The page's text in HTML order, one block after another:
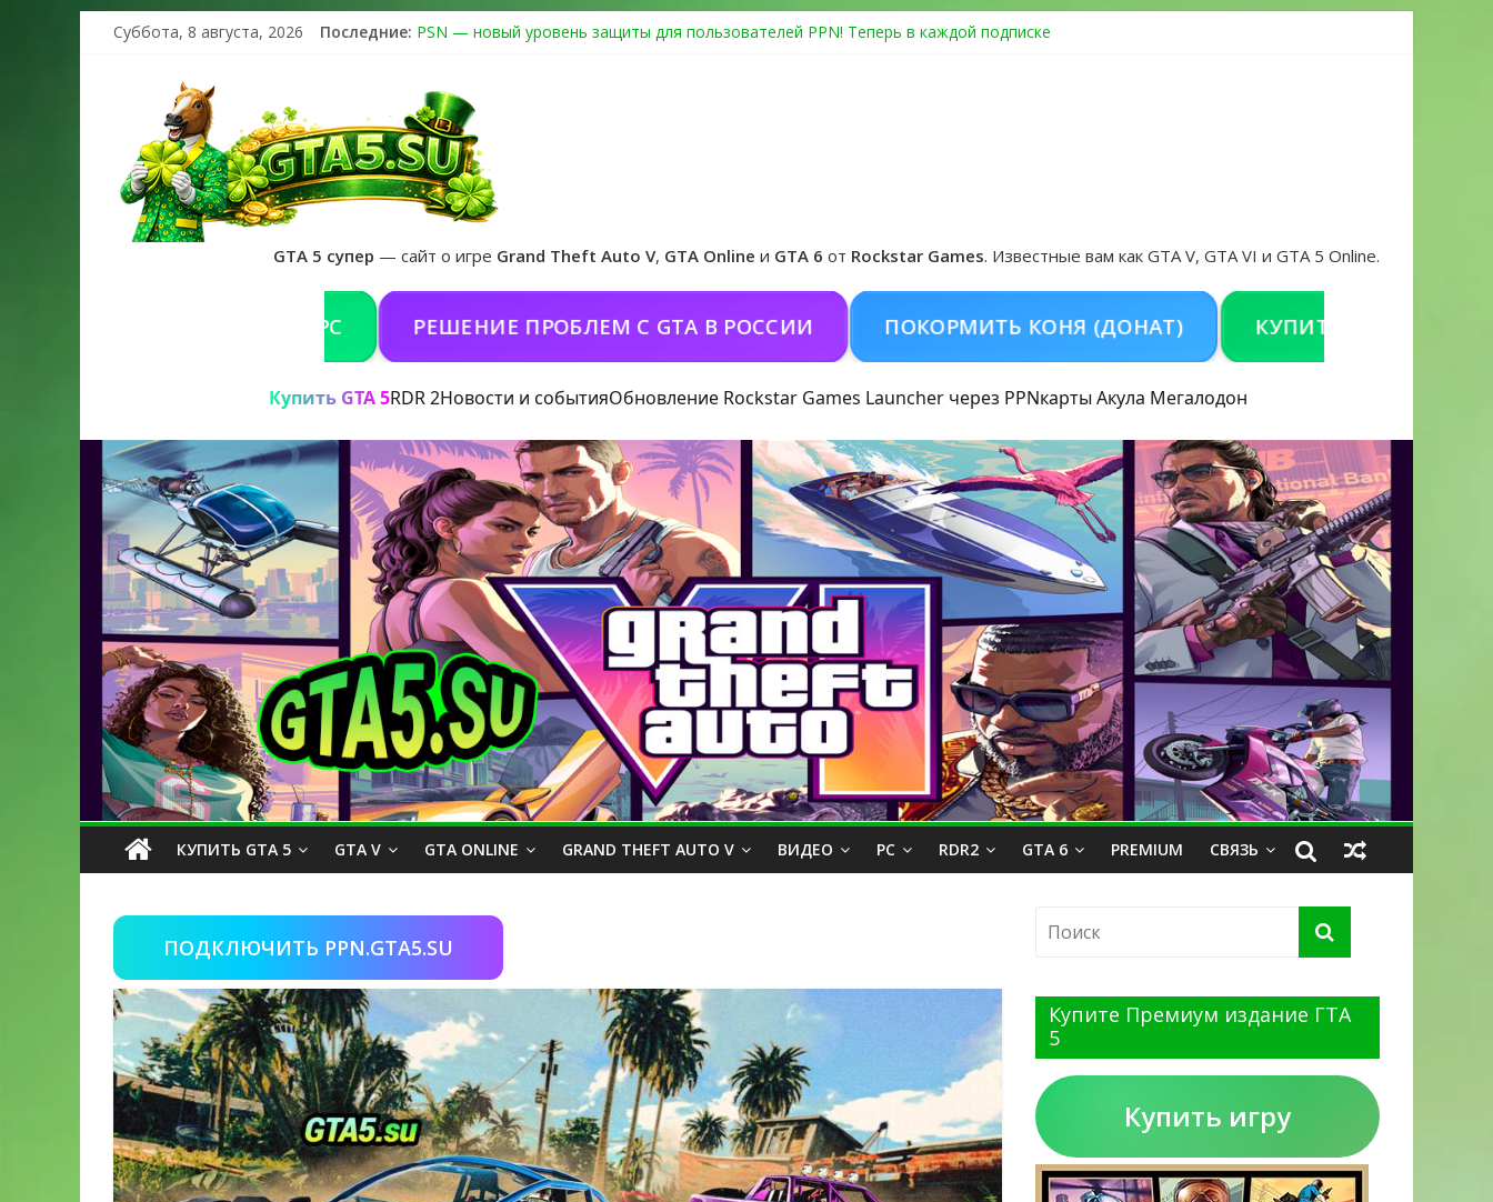
Суббота, 8 августа, 2026 Последние: PSN — новый уровень защиты для пользователей PPN! Теперь в каждой подписке
Получайте особые награды в GTA Online по программе Fine Art Collector
GTA 6 официальная обложка игры и Предзаказ Grand Theft Auto VI
GTA 5 супер — сайт о игре Grand Theft Auto V, GTA Online и GTA 6 от Rockstar Games. Известные вам как GTA V, GTA VI и GTA 5 Online.
РЕШЕНИЕ ПРОБЛЕМ С GTA В РОССИИ ПОКОРМИТЬ КОНЯ (ДОНАТ) КУПИТЬ GTA 5 ONLINE НА PC
Купить GTA 5RDR 2Новости и событияОбновление Rockstar Games Launcher через PPNкарты Акула Мегалодон
КУПИТЬ GTA 5 GTA V GTA ONLINE GRAND THEFT AUTO V ВИДЕО PC RDR2 GTA 6 PREMIUM СВЯЗЬ
ПОДКЛЮЧИТЬ PPN.GTA5.SU
Купите Премиум издание ГТА
5
Купить игру